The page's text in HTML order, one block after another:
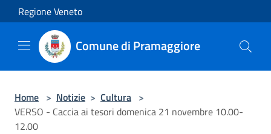
Salta al contenuto principale
Regione Veneto
Comune di Pramaggiore
Home > Notizie > Cultura >
VERSO - Caccia ai tesori domenica 21 novembre 10.00-
12.00